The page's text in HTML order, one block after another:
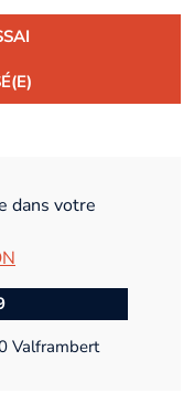
dans votre
Valframbert